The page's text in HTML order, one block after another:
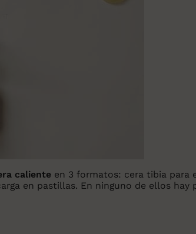
caliente en 3 formatos: cera tibia para
en pastillas. En ninguno de ellos hay